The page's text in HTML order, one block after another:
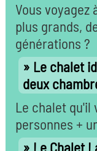
Vous voyagez
plus grands,
générations ?
Le chalet
deux
Le chalet qu'il
personnes +
Le Chalet